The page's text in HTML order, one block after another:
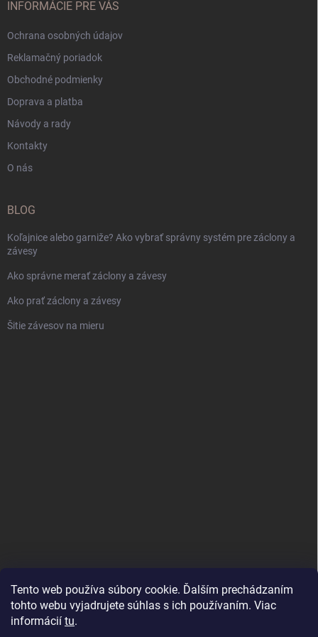
Tento web používa súbory cookie. Ďalším prechádzaním
tohto webu vyjadrujete súhlas s ich používaním. Viac
informácií tu.
INFORMÁCIE PRE VÁS
Ochrana osobných údajov
Reklamačný poriadok
Obchodné podmienky
Doprava a platba
Návody a rady
Kontakty
O nás
BLOG
Koľajnice alebo garniže? Ako vybrať správny systém pre záclony a
závesy
Ako správne merať záclony a závesy
Ako prať záclony a závesy
Šitie závesov na mieru